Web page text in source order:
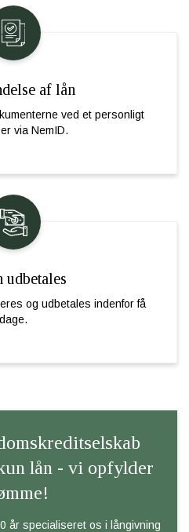
af lån
ved et personligt
via NemID.
udbetales
og udbetales indenfor få
dage.
lån - vi opfylder
år specialiseret os i långivning